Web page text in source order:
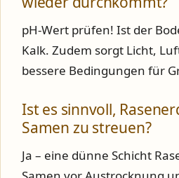
pH-Wert prüfen! Ist der
Kalk. Zudem sorgt Licht,
bessere Bedingungen für
Ist es sinnvoll,
Samen zu streuen?
Ja – eine dünne Schicht